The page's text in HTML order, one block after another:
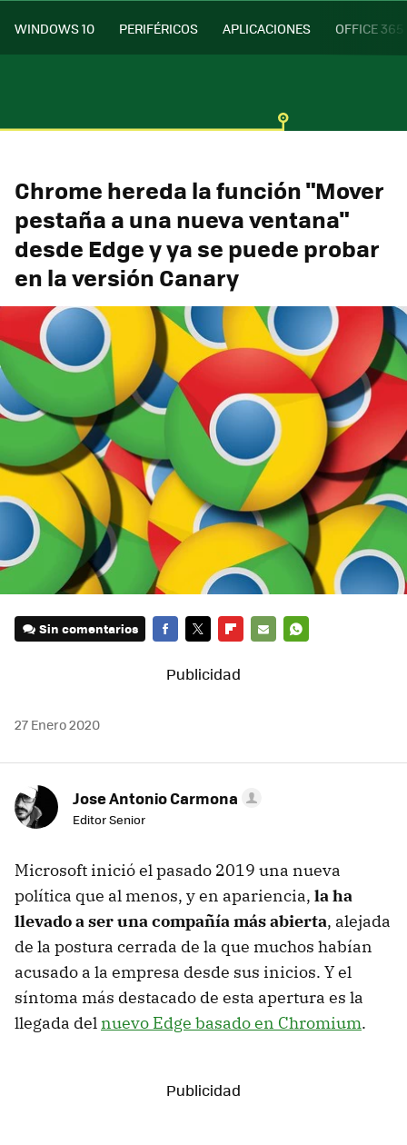
WINDOWS 10 PERIFÉRICOS APLICACIONES OFFICE 365
Chrome hereda la función "Mover
pestaña a una nueva ventana"
desde Edge y ya se puede probar
en la versión Canary
Sin comentarios
27 Enero 2020
Jose Antonio Carmona
Editor Senior
Microsoft inició el pasado 2019 una nueva
política que al menos, y en apariencia, la ha
llevado a ser una compañía más abierta, alejada
de la postura cerrada de la que muchos habían
acusado a la empresa desde sus inicios. Y el
síntoma más destacado de esta apertura es la
llegada del nuevo Edge basado en Chromium.